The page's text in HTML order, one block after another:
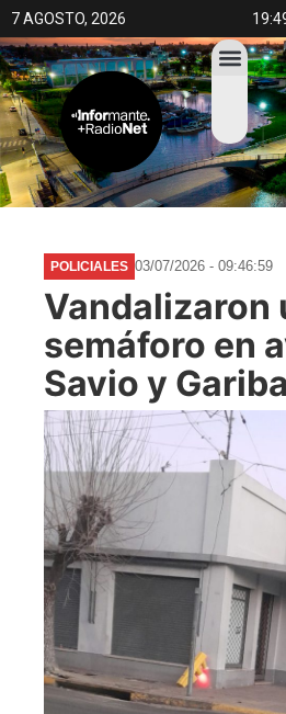
7 AGOSTO, 2026
POLICIALES 03/07/2026 - 09:46:59
Vandalizaron
semáforo en
Savio y